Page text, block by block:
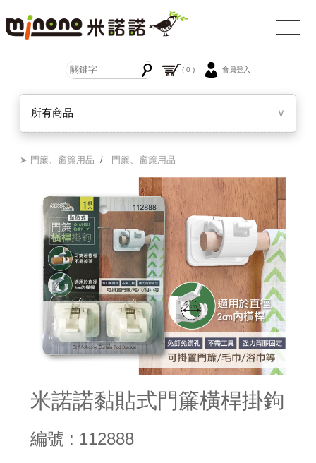
( 0 ) 會員登入
所有商品 ∨
➤ 門簾、窗簾用品 / 門簾、窗簾用品
米諾諾黏貼式門簾橫桿掛鉤
編號 : 112888